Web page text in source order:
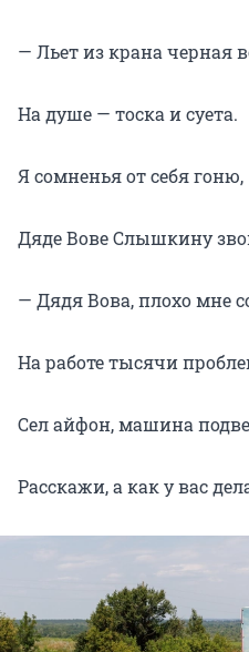
— Льет из крана черная
На душе — тоска и суета.
Я сомненья от себя гоню,
Дяде Вове Слышкину
— Дядя Вова, плохо мне
На работе тысячи
Сел айфон, машина
Расскажи, а как у вас